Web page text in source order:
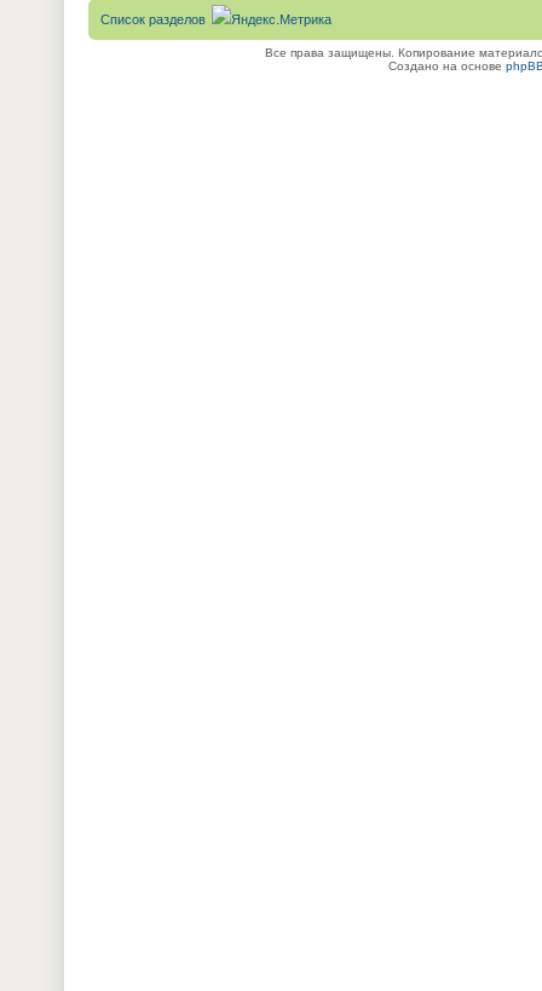
Список разделов
Все права защищены. Копирование
Создано на основе